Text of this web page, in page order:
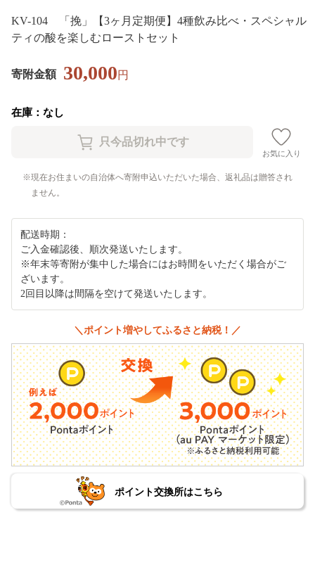
KV-104 「挽」【3ヶ月定期便】4種飲み比べ・スペシャル
ティの酸を楽しむローストセット
寄附金額 30,000円
在庫：なし
お気に入り
現在お住まいの自治体へ寄附申込いただいた場合、返礼品は贈答され
ません。
配送時期：
ご入金確認後、順次発送いたします。
※年末等寄附が集中した場合にはお時間をいただく場合がご
ざいます。
2回目以降は間隔を空けて発送いたします。
＼ポイント増やしてふるさと納税！／
ポイント交換所はこちら